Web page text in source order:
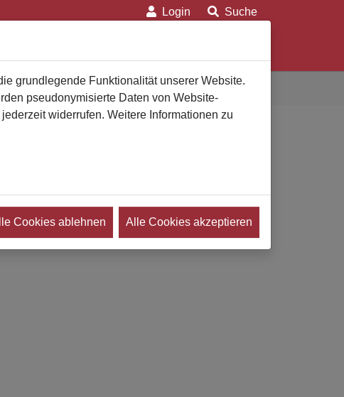
Login Suche
grundlegende Funktionalität unserer Website.
pseudonymisierte Daten von Website-
widerrufen. Weitere Informationen zu
Cookies ablehnen Alle Cookies akzeptieren